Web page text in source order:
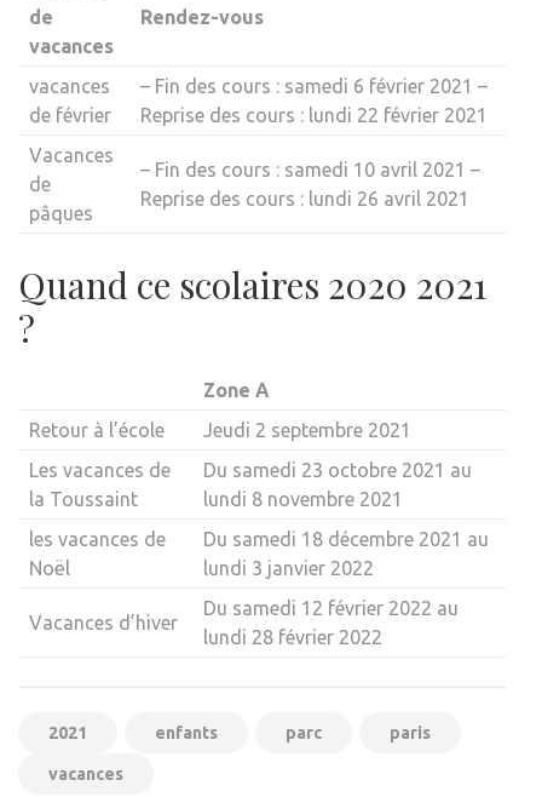
de
vacances
Rendez-vous
vacances
de février
– Fin des cours : samedi 6 février 2021 –
Reprise des cours : lundi 22 février 2021
Vacances
de
pâques
– Fin des cours : samedi 10 avril 2021 –
Reprise des cours : lundi 26 avril 2021
Quand ce scolaires 2020 2021
?
Zone A
Retour à l’école
Jeudi 2 septembre 2021
Les vacances de
la Toussaint
Du samedi 23 octobre 2021 au
lundi 8 novembre 2021
les vacances de
Noël
Du samedi 18 décembre 2021 au
lundi 3 janvier 2022
Vacances d’hiver
Du samedi 12 février 2022 au
lundi 28 février 2022
2021 enfants parc paris
vacances